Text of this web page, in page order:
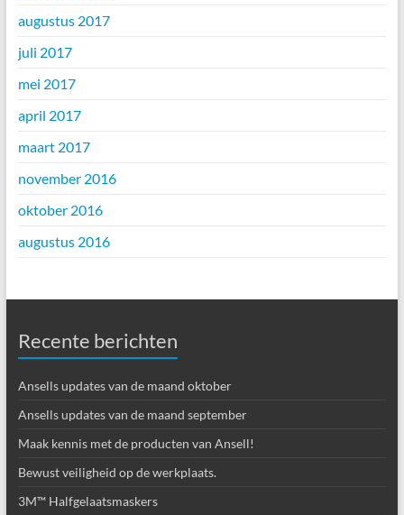
augustus 2017
juli 2017
mei 2017
april 2017
maart 2017
november 2016
oktober 2016
augustus 2016
Recente berichten
Ansells updates van de maand oktober
Ansells updates van de maand september
Maak kennis met de producten van Ansell!
Bewust veiligheid op de werkplaats.
3M™ Halfgelaatsmaskers